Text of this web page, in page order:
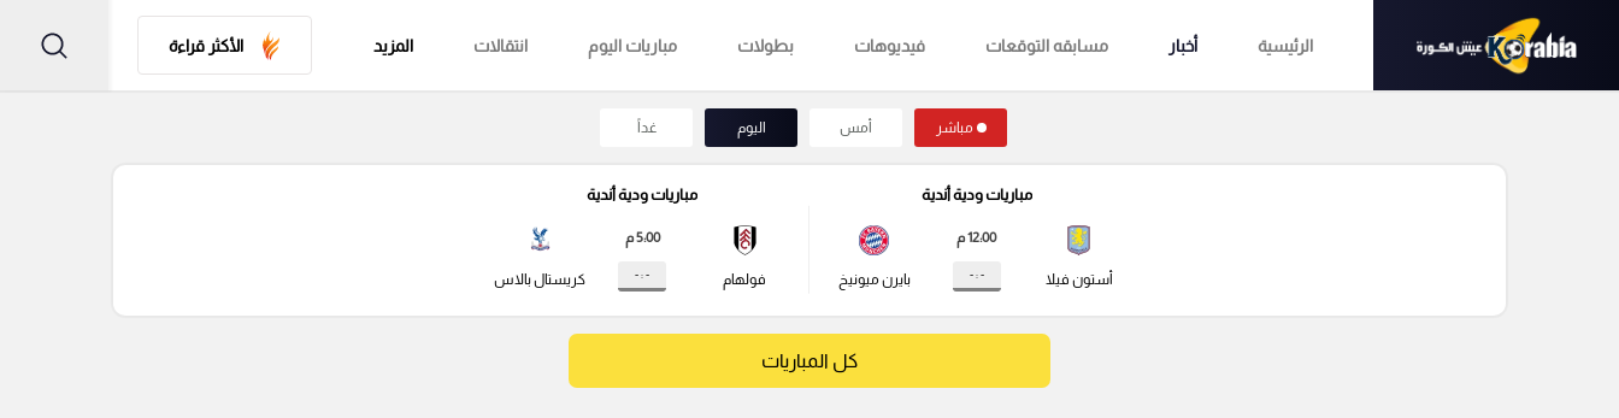
الرئيسية أخبار مسابقه التوقعات فيديوهات بطولات مباريات اليوم انتقالات المزيد الأكثر قراءة
مباشر أمس اليوم غداً
مباريات ودية أندية
أستون فيلا
12:00 م
- : - بايرن ميونيخ
مباريات ودية أندية
فولهام
5:00 م
- : - كريستال بالاس
كل المباريات